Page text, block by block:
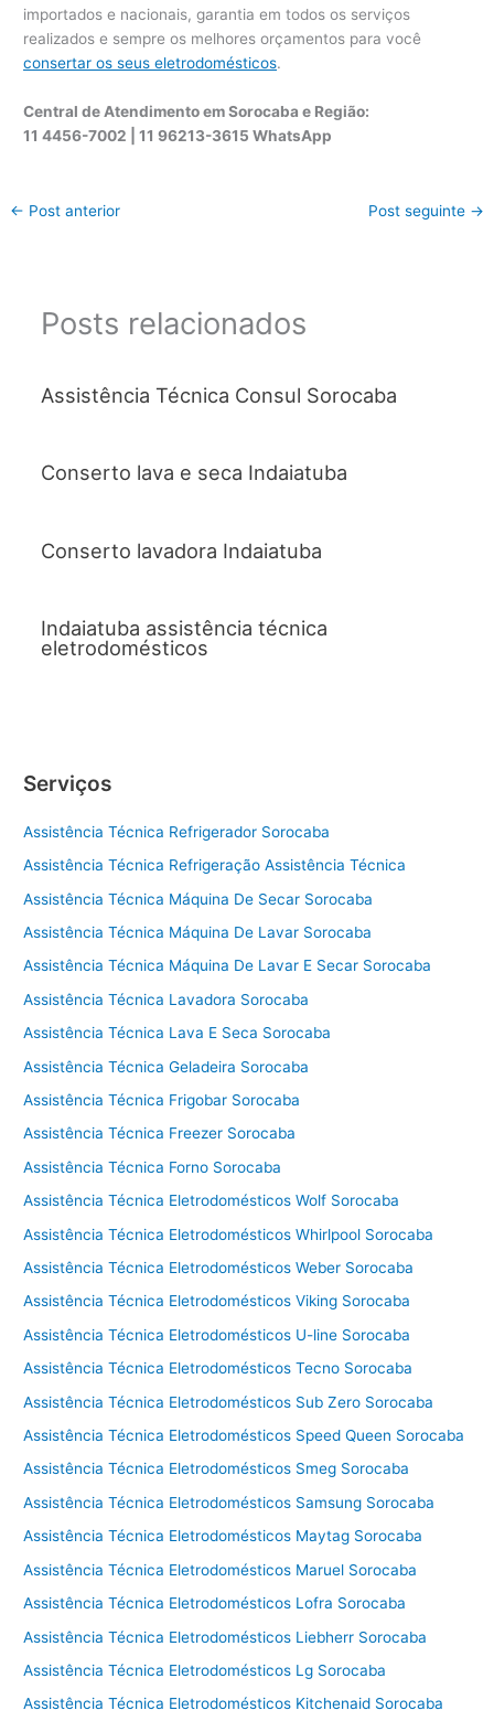
importados e nacionais, garantia em todos os serviços
realizados e sempre os melhores orçamentos para você
consertar os seus eletrodomésticos.
Central de Atendimento em Sorocaba e Região:
11 4456-7002 | 11 96213-3615 WhatsApp
← Post anterior Post seguinte →
Posts relacionados
Assistência Técnica Consul Sorocaba
Conserto lava e seca Indaiatuba
Conserto lavadora Indaiatuba
Indaiatuba assistência técnica
eletrodomésticos
Serviços
Assistência Técnica Refrigerador Sorocaba
Assistência Técnica Refrigeração Assistência Técnica
Assistência Técnica Máquina De Secar Sorocaba
Assistência Técnica Máquina De Lavar Sorocaba
Assistência Técnica Máquina De Lavar E Secar Sorocaba
Assistência Técnica Lavadora Sorocaba
Assistência Técnica Lava E Seca Sorocaba
Assistência Técnica Geladeira Sorocaba
Assistência Técnica Frigobar Sorocaba
Assistência Técnica Freezer Sorocaba
Assistência Técnica Forno Sorocaba
Assistência Técnica Eletrodomésticos Wolf Sorocaba
Assistência Técnica Eletrodomésticos Whirlpool Sorocaba
Assistência Técnica Eletrodomésticos Weber Sorocaba
Assistência Técnica Eletrodomésticos Viking Sorocaba
Assistência Técnica Eletrodomésticos U-line Sorocaba
Assistência Técnica Eletrodomésticos Tecno Sorocaba
Assistência Técnica Eletrodomésticos Sub Zero Sorocaba
Assistência Técnica Eletrodomésticos Speed Queen Sorocaba
Assistência Técnica Eletrodomésticos Smeg Sorocaba
Assistência Técnica Eletrodomésticos Samsung Sorocaba
Assistência Técnica Eletrodomésticos Maytag Sorocaba
Assistência Técnica Eletrodomésticos Maruel Sorocaba
Assistência Técnica Eletrodomésticos Lofra Sorocaba
Assistência Técnica Eletrodomésticos Liebherr Sorocaba
Assistência Técnica Eletrodomésticos Lg Sorocaba
Assistência Técnica Eletrodomésticos Kitchenaid Sorocaba